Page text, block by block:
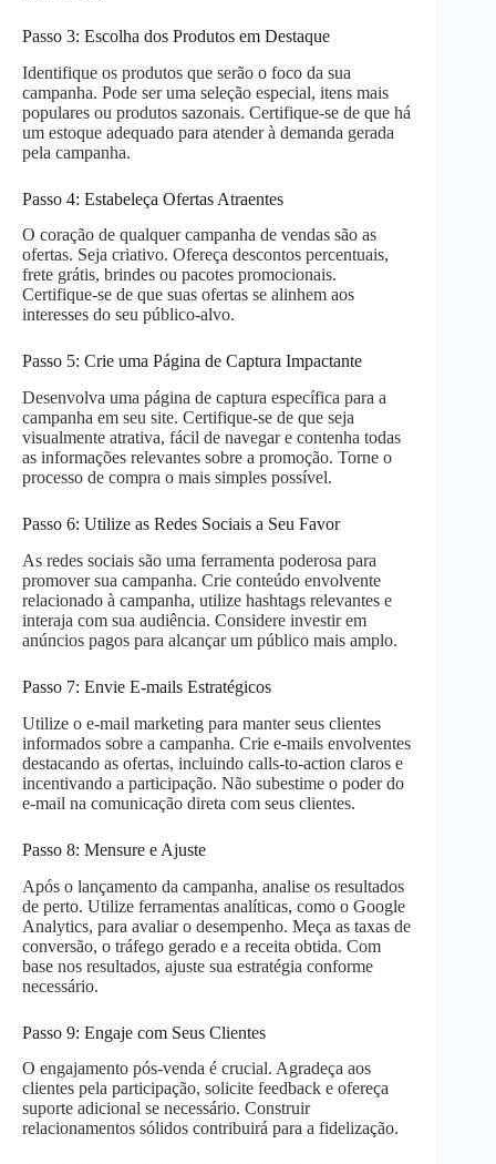
Passo 3: Escolha dos Produtos em Destaque
Identifique os produtos que serão o foco da sua
campanha. Pode ser uma seleção especial, itens mais
populares ou produtos sazonais. Certifique-se de que há
um estoque adequado para atender à demanda gerada
pela campanha.
Passo 4: Estabeleça Ofertas Atraentes
O coração de qualquer campanha de vendas são as
ofertas. Seja criativo. Ofereça descontos percentuais,
frete grátis, brindes ou pacotes promocionais.
Certifique-se de que suas ofertas se alinhem aos
interesses do seu público-alvo.
Passo 5: Crie uma Página de Captura Impactante
Desenvolva uma página de captura específica para a
campanha em seu site. Certifique-se de que seja
visualmente atrativa, fácil de navegar e contenha todas
as informações relevantes sobre a promoção. Torne o
processo de compra o mais simples possível.
Passo 6: Utilize as Redes Sociais a Seu Favor
As redes sociais são uma ferramenta poderosa para
promover sua campanha. Crie conteúdo envolvente
relacionado à campanha, utilize hashtags relevantes e
interaja com sua audiência. Considere investir em
anúncios pagos para alcançar um público mais amplo.
Passo 7: Envie E-mails Estratégicos
Utilize o e-mail marketing para manter seus clientes
informados sobre a campanha. Crie e-mails envolventes
destacando as ofertas, incluindo calls-to-action claros e
incentivando a participação. Não subestime o poder do
e-mail na comunicação direta com seus clientes.
Passo 8: Mensure e Ajuste
Após o lançamento da campanha, analise os resultados
de perto. Utilize ferramentas analíticas, como o Google
Analytics, para avaliar o desempenho. Meça as taxas de
conversão, o tráfego gerado e a receita obtida. Com
base nos resultados, ajuste sua estratégia conforme
necessário.
Passo 9: Engaje com Seus Clientes
O engajamento pós-venda é crucial. Agradeça aos
clientes pela participação, solicite feedback e ofereça
suporte adicional se necessário. Construir
relacionamentos sólidos contribuirá para a fidelização.